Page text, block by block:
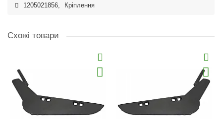
1205021856, Кріплення
Схожі товари